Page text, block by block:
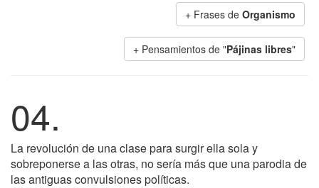
+ Frases de Organismo
+ Pensamientos de "Pájinas libres"
04.
La revolución de una clase para surgir ella sola y
sobreponerse a las otras, no sería más que una parodia de
las antiguas convulsiones políticas.